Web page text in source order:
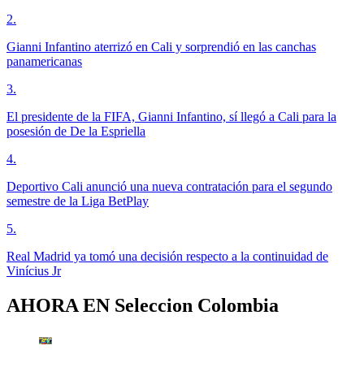
2.
Gianni Infantino aterrizó en Cali y sorprendió en las canchas
panamericanas
3.
El presidente de la FIFA, Gianni Infantino, sí llegó a Cali para la
posesión de De la Espriella
4.
Deportivo Cali anunció una nueva contratación para el segundo
semestre de la Liga BetPlay
5.
Real Madrid ya tomó una decisión respecto a la continuidad de
Vinícius Jr
AHORA EN Seleccion Colombia